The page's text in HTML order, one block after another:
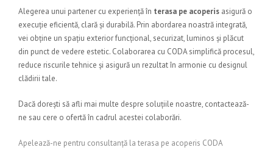
Alegerea unui partener cu experiență în terasa pe acoperis asigură o
execuție eficientă, clară și durabilă. Prin abordarea noastră integrată,
vei obține un spațiu exterior funcțional, securizat, luminos și plăcut
din punct de vedere estetic. Colaborarea cu CODA simplifică procesul,
reduce riscurile tehnice și asigură un rezultat în armonie cu designul
clădirii tale.
Dacă dorești să afli mai multe despre soluțiile noastre, contactează-
ne sau cere o ofertă în cadrul acestei colaborări.
Apelează-ne pentru consultanță la terasa pe acoperis CODA